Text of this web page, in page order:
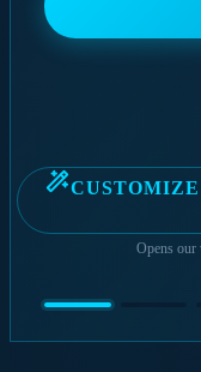
CUSTOMIZE
Opens our